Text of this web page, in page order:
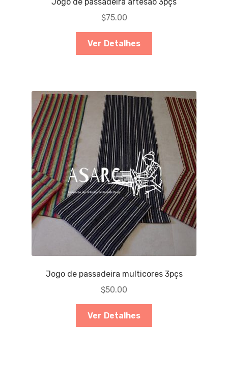
Jogo de passadeira artesão 3pçs
$75.00
Ver Detalhes
Jogo de passadeira multicores 3pçs
$50.00
Ver Detalhes